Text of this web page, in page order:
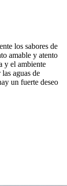
los sabores de
amable y atento
y el ambiente
aguas de
un fuerte deseo